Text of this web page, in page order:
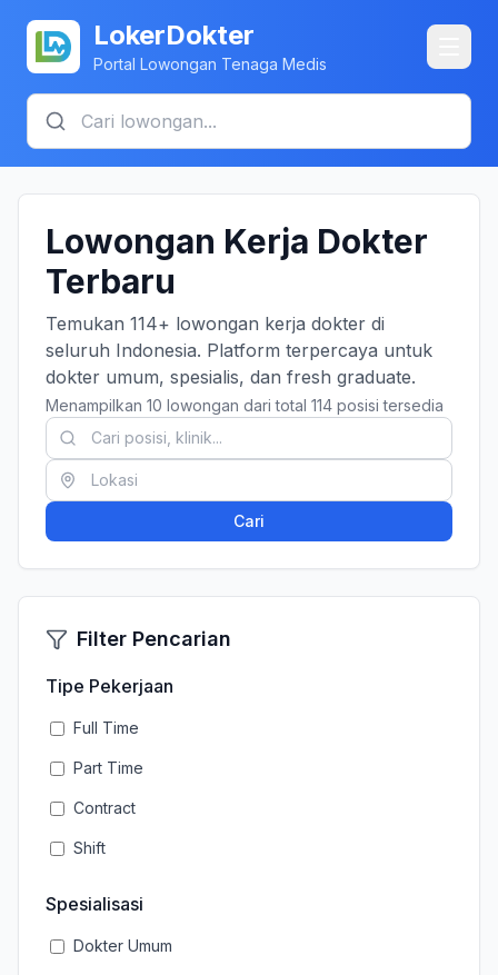
LokerDokter
Portal Lowongan Tenaga Medis
Lowongan Kerja Dokter
Terbaru
Temukan 114+ lowongan kerja dokter di
seluruh Indonesia. Platform terpercaya untuk
dokter umum, spesialis, dan fresh graduate.
Menampilkan 10 lowongan dari total 114 posisi tersedia
Cari
Filter Pencarian
Tipe Pekerjaan
Full Time
Part Time
Contract
Shift
Spesialisasi
Dokter Umum